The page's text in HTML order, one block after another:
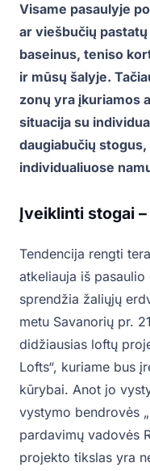
Visame pasaulyje
ar viešbučių
baseinus, teniso
ir mūsų šalyje.
zonų yra įkuriamos
situacija su
daugiabučių
individualiuose
Įveiklinti stogai
Tendencija rengti
atkeliauja iš
sprendžia žaliųjų
metu Savanorių pr.
didžiausias loftų
Lofts“, kuriame bus
kūrybai. Anot jo
vystymo bendrovės
pardavimų vadovės
projekto tikslas yra